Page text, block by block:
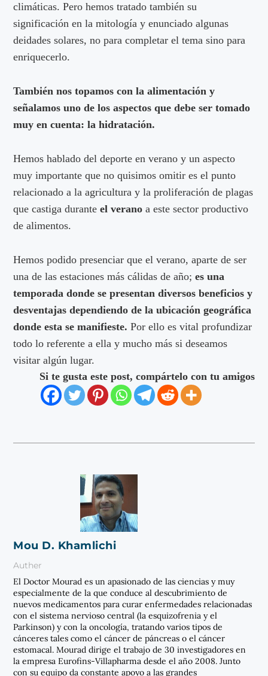
climáticas. Pero hemos tratado también su
significación en la mitología y enunciado algunas
deidades solares, no para completar el tema sino para
enriquecerlo.
También nos topamos con la alimentación y
señalamos uno de los aspectos que debe ser tomado
muy en cuenta: la hidratación.
Hemos hablado del deporte en verano y un aspecto
muy importante que no quisimos omitir es el punto
relacionado a la agricultura y la proliferación de plagas
que castiga duranteel verano a este sector productivo
de alimentos.
Hemos podido presenciar que el verano, aparte de ser
una de las estaciones más cálidas de año;es una
temporada donde se presentan diversos beneficios y
desventajas dependiendo de la ubicación geográfica
donde esta se manifieste. Por ello es vital profundizar
todo lo referente a ella y mucho más si deseamos
visitar algún lugar.
Si te gusta este post, compártelo con tu amigos
Mou D. Khamlichi
Auther
El Doctor Mourad es un apasionado de las ciencias y muy
especialmente de la que conduce al descubrimiento de
nuevos medicamentos para curar enfermedades relacionadas
con el sistema nervioso central (la esquizofrenia y el
Parkinson) y con la oncología, tratando varios tipos de
cánceres tales como el cáncer de páncreas o el cáncer
estomacal. Mourad dirige el trabajo de 30 investigadores en
la empresa Eurofins-Villapharma desde el año 2008. Junto
con su equipo da constante apoyo a las grandes